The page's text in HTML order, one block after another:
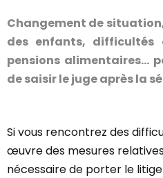
Changement de
des enfants, difficultés
pensions alimentaires...
de saisir le juge après la
Si vous rencontrez des
œuvre des mesures
nécessaire de porter le